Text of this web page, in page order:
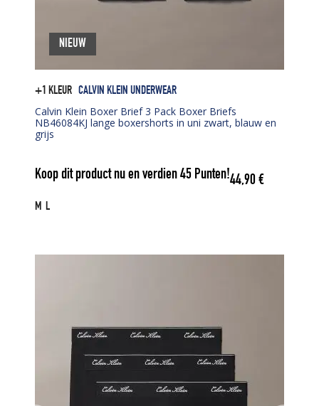
+1 KLEUR CALVIN KLEIN UNDERWEAR
Calvin Klein Boxer Brief 3 Pack Boxer Briefs
NB46084KJ lange boxershorts in uni zwart, blauw en
grijs
Koop dit product nu en verdien45 Punten!44,90€
M L
NIEUW